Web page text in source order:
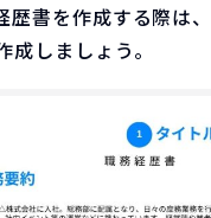
歴書を作成する際は
成しましょう。